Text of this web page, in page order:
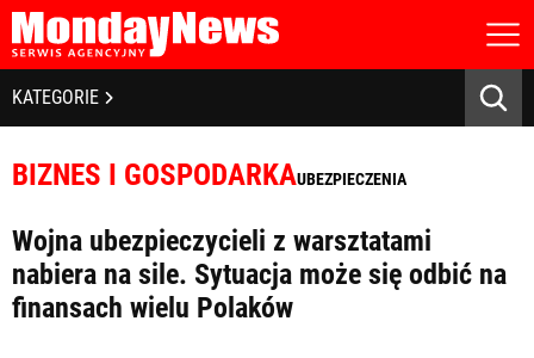
STRONA GŁÓWNA
O NAS
POLITYKA PRYWATNOŚCI
LICENCJA
KONTAKT
KATEGORIE
BIZNES I GOSPODARKA
SPOŁECZEŃSTWO
EDUKACJA
BIZNES I GOSPODARKAUBEZPIECZENIA
Wojna ubezpieczycieli z warsztatami
nabiera na sile. Sytuacja może się odbić na
finansach wielu Polaków